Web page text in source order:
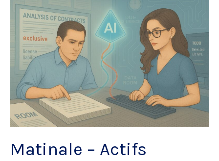
fondamentaux
Matinale – Actifs